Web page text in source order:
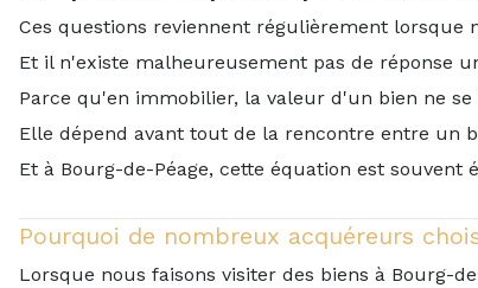
Ces questions reviennent régulièrement lorsque
Et il n'existe malheureusement pas de réponse
Parce qu'en immobilier, la valeur d'un bien ne
Elle dépend avant tout de la rencontre entre un
Et à Bourg-de-Péage, cette équation est
Pourquoi de nombreux acquéreurs
Lorsque nous faisons visiter des biens à Bourg-